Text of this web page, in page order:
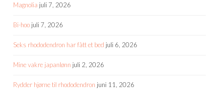
Magnolia juli 7, 2026
Bi-hoo juli 7, 2026
Seks rhododendron har fått et bed juli 6, 2026
Mine vakre japanlønn juli 2, 2026
Rydder hjørne til rhododendron juni 11, 2026